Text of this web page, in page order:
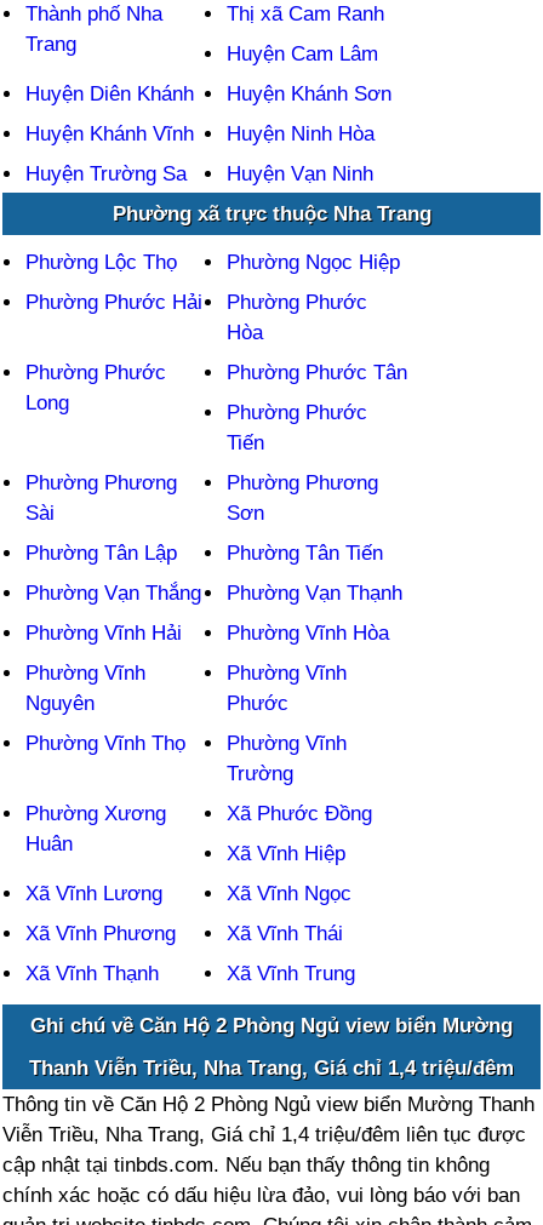
Thành phố Nha
Trang
Thị xã Cam Ranh
Huyện Cam Lâm
Huyện Diên Khánh
Huyện Khánh Sơn
Huyện Khánh Vĩnh
Huyện Ninh Hòa
Huyện Trường Sa
Huyện Vạn Ninh
Phường xã trực thuộc Nha Trang
Phường Lộc Thọ
Phường Ngọc Hiệp
Phường Phước Hải
Phường Phước
Hòa
Phường Phước
Long
Phường Phước Tân
Phường Phước
Tiến
Phường Phương
Sài
Phường Phương
Sơn
Phường Tân Lập
Phường Tân Tiến
Phường Vạn Thắng
Phường Vạn Thạnh
Phường Vĩnh Hải
Phường Vĩnh Hòa
Phường Vĩnh
Nguyên
Phường Vĩnh
Phước
Phường Vĩnh Thọ
Phường Vĩnh
Trường
Phường Xương
Huân
Xã Phước Đồng
Xã Vĩnh Hiệp
Xã Vĩnh Lương
Xã Vĩnh Ngọc
Xã Vĩnh Phương
Xã Vĩnh Thái
Xã Vĩnh Thạnh
Xã Vĩnh Trung
Ghi chú về Căn Hộ 2 Phòng Ngủ view biển Mường
Thanh Viễn Triều, Nha Trang, Giá chỉ 1,4 triệu/đêm
Thông tin về Căn Hộ 2 Phòng Ngủ view biển Mường Thanh
Viễn Triều, Nha Trang, Giá chỉ 1,4 triệu/đêm liên tục được
cập nhật tại tinbds.com. Nếu bạn thấy thông tin không
chính xác hoặc có dấu hiệu lừa đảo, vui lòng báo với ban